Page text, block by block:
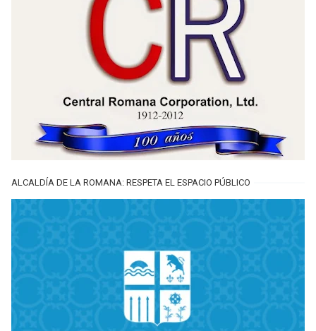
ALCALDÍA DE LA ROMANA: RESPETA EL ESPACIO PÚBLICO